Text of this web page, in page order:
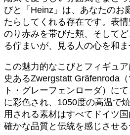
びと「Heinz」は、あなたのお
たらしてくれる存在です。表
のり赤みを帯びた頬、そして
る佇まいが、見る人の心を和ま
この魅力的なこびとフィギュ
史あるZwergstatt Gräfenroda
ト・グレーフェンローダ）に
に彩色され、1050度の高温で
用される素材はすべてドイツ国
確かな品質と伝統を感じさせる